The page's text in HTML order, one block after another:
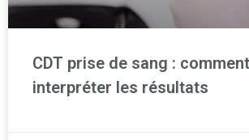
CDT prise de sang :
interpréter les résultats